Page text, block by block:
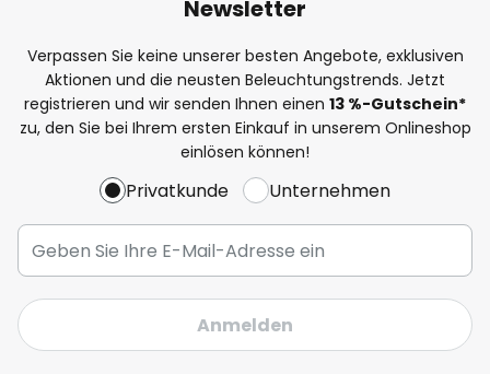
Newsletter
Verpassen Sie keine unserer besten Angebote, exklusiven
Aktionen und die neusten Beleuchtungstrends. Jetzt
registrieren und wir senden Ihnen einen 13 %-Gutschein*
zu, den Sie bei Ihrem ersten Einkauf in unserem Onlineshop
einlösen können!
Privatkunde Unternehmen
Anmelden